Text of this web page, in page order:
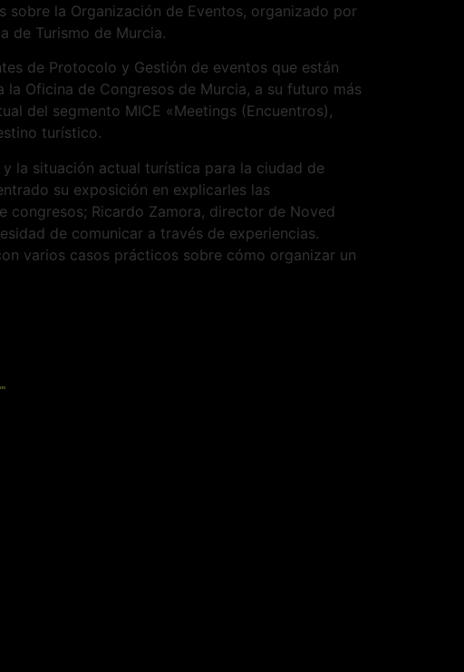
sobre la Organización de Eventos, organizado por
de Turismo de Murcia.
de Protocolo y Gestión de eventos que están
Oficina de Congresos de Murcia, a su futuro más
del segmento MICE «Meetings (Encuentros),
turístico.
la situación actual turística para la ciudad de
su exposición en explicarles las
congresos; Ricardo Zamora, director de Noved
de comunicar a través de experiencias.
varios casos prácticos sobre cómo organizar un